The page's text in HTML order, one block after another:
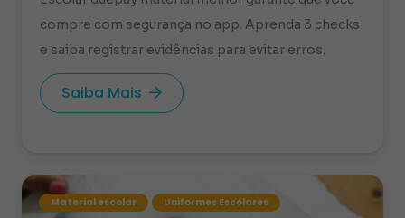
compre com segurança no app. Aprenda 3 checks
e saiba registrar evidências para evitar erros.
Saiba Mais
Material escolar Uniformes Escolares